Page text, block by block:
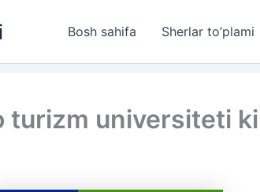
Bosh sahifa Sherlar to’plami
turizm universiteti